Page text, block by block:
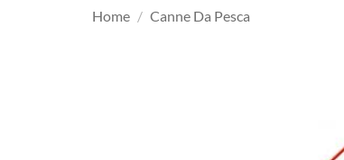
Home / Canne Da Pesca